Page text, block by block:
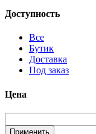
Доступность
Все
Бутик
Доставка
Под заказ
Цена